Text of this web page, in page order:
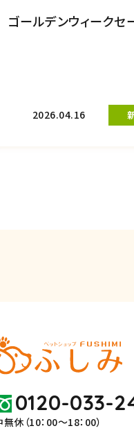
ゴールデンウィークセ
2026.04.16
0120-033-
休（10：00～18：00）